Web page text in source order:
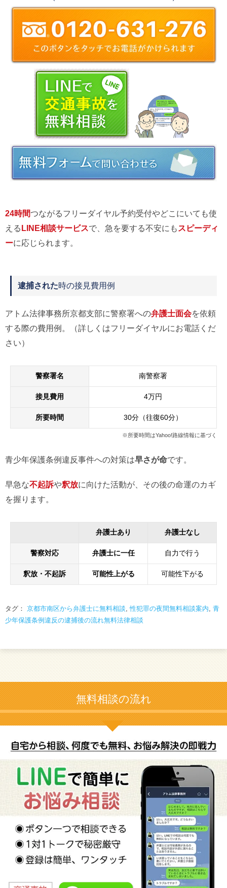
24時間つながるフリーダイヤル予約受付やどこにいても使
えるLINE相談サービスで、急を要する不安にも スピーディ
ーに応じられます。
逮捕された時の接見費用例
アトム法律事務所京都支部に警察署への弁護士面会を依頼
する際の費用例。（詳しくはフリーダイヤルにお電話くだ
さい）
警察署名 南警察署
接見費用 4万円
所要時間 30分（往復60分）
※所要時間はYahoo!路線情報に基づく
青少年保護条例違反事件への対策は早さが命です。
早急な不起訴や釈放に向けた活動が、その後の命運のカギ
を握ります。
弁護士あり 弁護士なし
警察対応 弁護士に一任 自力で行う
釈放・不起訴 可能性上がる 可能性下がる
タグ： 京都市南区から弁護士に無料相談,性犯罪の夜間無料相談案内, 青
少年保護条例違反の逮捕後の流れ無料法律相談
無料相談の流れ